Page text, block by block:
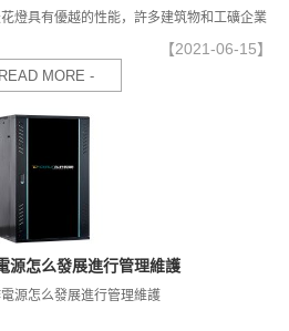
燈具有優越的性能，許多建筑物和工礦企業
個好的消防應急燈應滿足什么條件呢？
【2021-06-15】
MORE -
源怎么發展進行管理維護
源怎么發展進行管理維護